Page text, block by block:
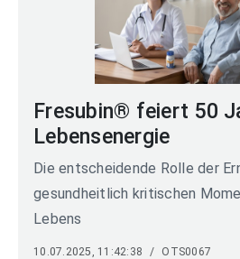
Fresubin® feiert 50
Lebensenergie
Die entscheidende Rolle der
gesundheitlich kritischen
Lebens
10.07.2025, 11:42:38 / OTS0067